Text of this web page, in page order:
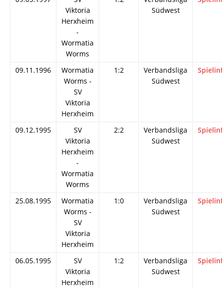
Viktoria
Herxheim
-
Wormatia
Worms
Südwest
09.11.1996
Wormatia
Worms -
SV
Viktoria
Herxheim
1:2
Verbandsliga
Südwest
09.12.1995
SV
Viktoria
Herxheim
-
Wormatia
Worms
2:2
Verbandsliga
Südwest
25.08.1995
Wormatia
Worms -
SV
Viktoria
Herxheim
1:0
Verbandsliga
Südwest
06.05.1995
SV
Viktoria
Herxheim
1:2
Verbandsliga
Südwest